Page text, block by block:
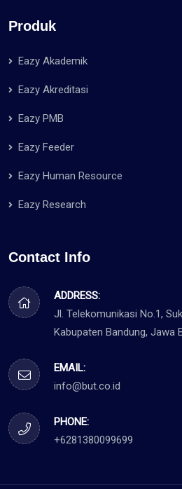
Produk
Eazy Akademik
Eazy Akreditasi
Eazy PMB
Eazy Feeder
Eazy Human Resource
Eazy Research
Contact Info
ADDRESS:
Jl. Telekomunikasi No.1,
Kabupaten Bandung, Jawa
EMAIL:
info@but.co.id
PHONE:
+6281380099699